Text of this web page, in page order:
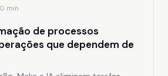
min
de processos
que dependem de